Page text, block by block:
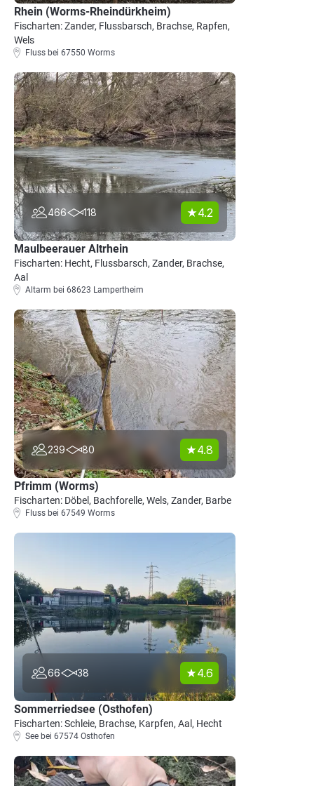
Rhein (Worms-Rheindürkheim)
Fischarten: Zander, Flussbarsch, Brachse, Rapfen,
Wels
Fluss bei 67550 Worms
466 118 4.2
Maulbeerauer Altrhein
Fischarten: Hecht, Flussbarsch, Zander, Brachse,
Aal
Altarm bei 68623 Lampertheim
239 80 4.8
Pfrimm (Worms)
Fischarten: Döbel, Bachforelle, Wels, Zander, Barbe
Fluss bei 67549 Worms
66 38 4.6
Sommerriedsee (Osthofen)
Fischarten: Schleie, Brachse, Karpfen, Aal, Hecht
See bei 67574 Osthofen